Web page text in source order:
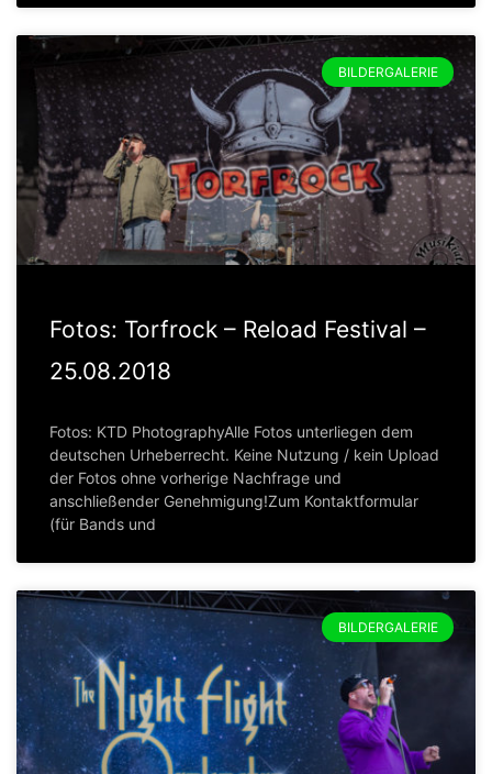
BILDERGALERIE
Fotos: Torfrock – Reload Festival –
25.08.2018
Fotos: KTD PhotographyAlle Fotos unterliegen dem
deutschen Urheberrecht. Keine Nutzung / kein Upload
der Fotos ohne vorherige Nachfrage und
anschließender Genehmigung!Zum Kontaktformular
(für Bands und
BILDERGALERIE